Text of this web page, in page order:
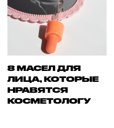
8 МАСЕЛ ДЛЯ
ЛИЦА, КОТОРЫЕ
НРАВЯТСЯ
КОСМЕТОЛОГУ